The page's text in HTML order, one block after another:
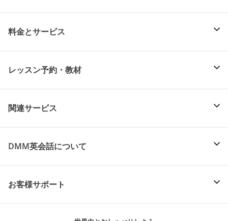
料金とサービス
レッスン予約・教材
関連サービス
DMM英会話について
お客様サポート